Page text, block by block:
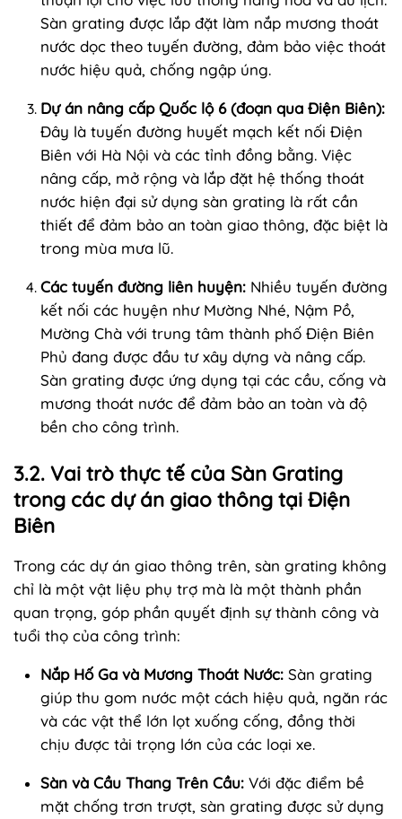
Sàn grating được lắp đặt làm nắp mương thoát
nước dọc theo tuyến đường, đảm bảo việc thoát
nước hiệu quả, chống ngập úng.
Dự án nâng cấp Quốc lộ 6 (đoạn qua Điện Biên):
Đây là tuyến đường huyết mạch kết nối Điện
Biên với Hà Nội và các tỉnh đồng bằng. Việc
nâng cấp, mở rộng và lắp đặt hệ thống thoát
nước hiện đại sử dụng sàn grating là rất cần
thiết để đảm bảo an toàn giao thông, đặc biệt là
trong mùa mưa lũ.
Các tuyến đường liên huyện: Nhiều tuyến đường
kết nối các huyện như Mường Nhé, Nậm Pồ,
Mường Chà với trung tâm thành phố Điện Biên
Phủ đang được đầu tư xây dựng và nâng cấp.
Sàn grating được ứng dụng tại các cầu, cống và
mương thoát nước để đảm bảo an toàn và độ
bền cho công trình.
3.2. Vai trò thực tế của Sàn Grating
trong các dự án giao thông tại Điện
Biên
Trong các dự án giao thông trên, sàn grating không
chỉ là một vật liệu phụ trợ mà là một thành phần
quan trọng, góp phần quyết định sự thành công và
tuổi thọ của công trình:
Nắp Hố Ga và Mương Thoát Nước: Sàn grating
giúp thu gom nước một cách hiệu quả, ngăn rác
và các vật thể lớn lọt xuống cống, đồng thời
chịu được tải trọng lớn của các loại xe.
Sàn và Cầu Thang Trên Cầu: Với đặc điểm bề
mặt chống trơn trượt, sàn grating được sử dụng